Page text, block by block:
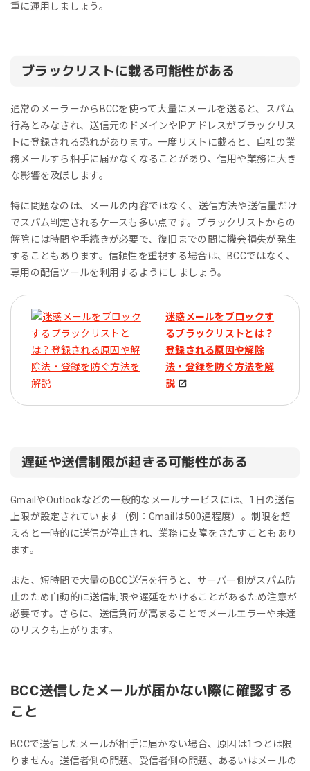
重に運用しましょう。
ブラックリストに載る可能性がある
通常のメーラーからBCCを使って大量にメールを送ると、スパム
行為とみなされ、送信元のドメインやIPアドレスがブラックリス
トに登録される恐れがあります。一度リストに載ると、自社の業
務メールすら相手に届かなくなることがあり、信用や業務に大き
な影響を及ぼします。
特に問題なのは、メールの内容ではなく、送信方法や送信量だけ
でスパム判定されるケースも多い点です。ブラックリストからの
解除には時間や手続きが必要で、復旧までの間に機会損失が発生
することもあります。信頼性を重視する場合は、BCCではなく、
専用の配信ツールを利用するようにしましょう。
迷惑メールをブロックす
るブラックリストとは？
登録される原因や解除
法・登録を防ぐ方法を解
説
遅延や送信制限が起きる可能性がある
GmailやOutlookなどの一般的なメールサービスには、1日の送信
上限が設定されています（例：Gmailは500通程度）。制限を超
えると一時的に送信が停止され、業務に支障をきたすこともあり
ます。
また、短時間で大量のBCC送信を行うと、サーバー側がスパム防
止のため自動的に送信制限や遅延をかけることがあるため注意が
必要です。さらに、送信負荷が高まることでメールエラーや未達
のリスクも上がります。
BCC送信したメールが届かない際に確認する
こと
BCCで送信したメールが相手に届かない場合、原因は1つとは限
りません。送信者側の問題、受信者側の問題、あるいはメールの